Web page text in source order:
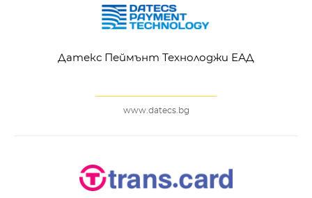
Датекс Пеймънт Технолоджи ЕАД
www.datecs.bg